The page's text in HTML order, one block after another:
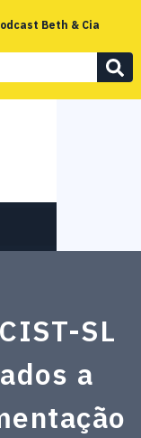
Beth & Cia
SL
a